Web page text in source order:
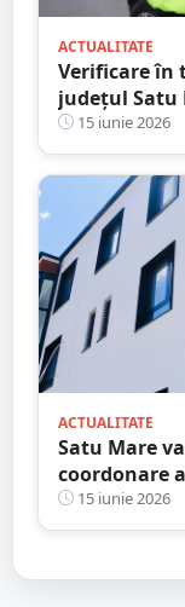
ACTUALITATE
Verificare în
județul Satu
ani) s-a ales
15 iunie 2026
ACTUALITATE
Satu Mare
coordonare
va deveni
15 iunie 2026